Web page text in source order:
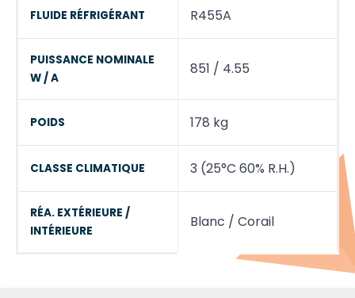
FLUIDE RÉFRIGÉRANT R455A
PUISSANCE NOMINALE
W / A
851 / 4.55
POIDS 178 kg
CLASSE CLIMATIQUE 3 (25°C 60% R.H.)
RÉA. EXTÉRIEURE /
INTÉRIEURE
Blanc / Corail